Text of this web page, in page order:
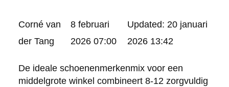
Posted
by:
Corné van
der Tang
8 februari
2026 07:00
Updated: 20 januari
2026 13:42
De ideale schoenenmerkenmix voor een
middelgrote winkel combineert 8-12 zorgvuldig